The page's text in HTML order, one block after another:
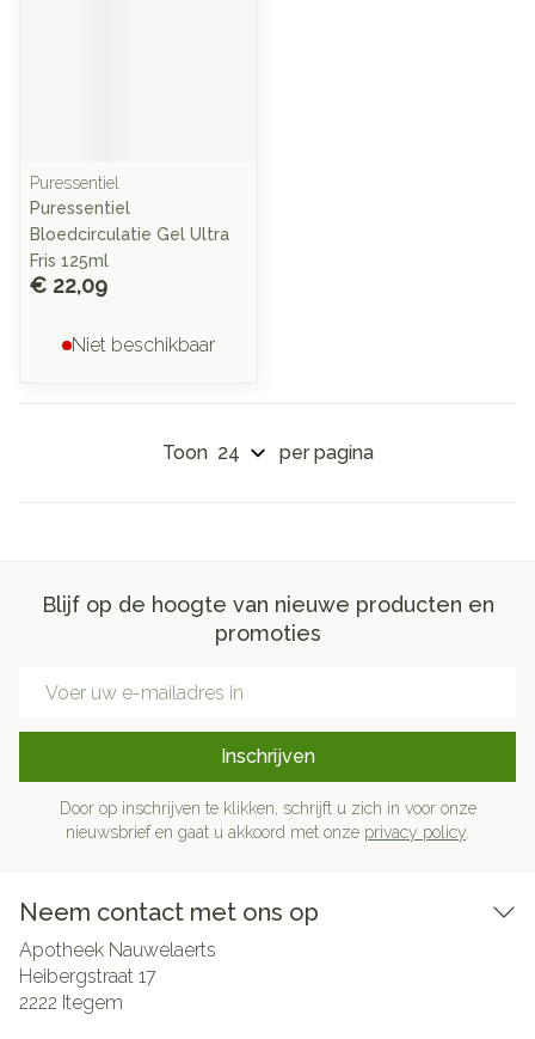
Puressentiel
Puressentiel
Bloedcirculatie Gel Ultra
Fris 125ml
€ 22,09
Niet beschikbaar
Toon per pagina
Blijf op de hoogte van nieuwe producten en
promoties
Inschrijven
Door op inschrijven te klikken, schrijft u zich in voor onze
nieuwsbrief en gaat u akkoord met onze privacy policy
Neem contact met ons op
Apotheek Nauwelaerts
Heibergstraat 17
2222 Itegem